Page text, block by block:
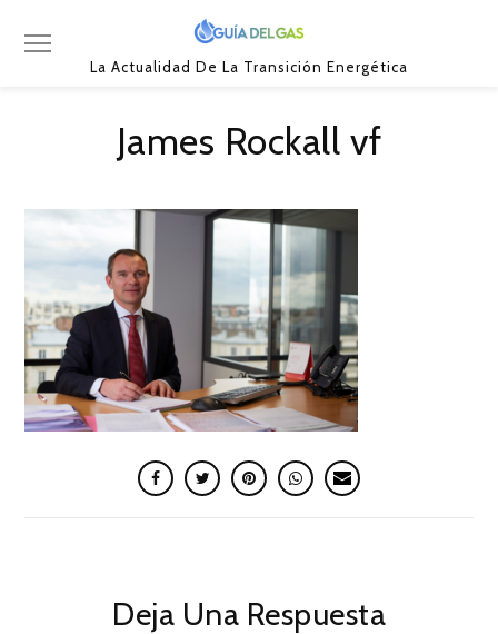
La Actualidad De La Transición Energética
James Rockall vf
Deja Una Respuesta